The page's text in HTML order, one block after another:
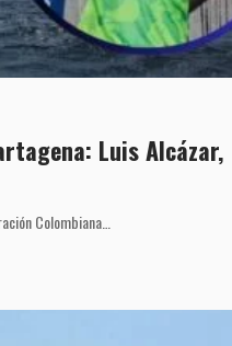
Luis Alcázar,
Colombiana…